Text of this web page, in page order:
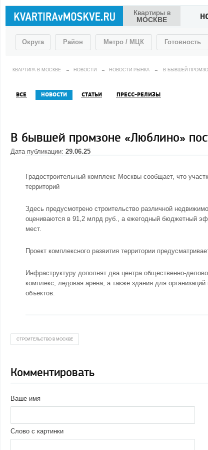
Квартиры в
МОСКВЕ
Округа Район Метро / МЦК Готовность
КВАРТИРА В МОСКВЕ → НОВОСТИ → НОВОСТИ РЫНКА → В БЫВШЕЙ
ВСЕ НОВОСТИ СТАТЬИ ПРЕСС-РЕЛИЗЫ
В бывшей промзоне «Люблино»
Дата публикации: 29.06.25
Градостроительный комплекс Москвы сообщает, что
территорий
Здесь предусмотрено строительство различной
оцениваются в 91,2 млрд руб., а ежегодный бюджетный
мест.
Проект комплексного развития территории
Инфраструктуру дополнят два центра общественно-
комплекс, ледовая арена, а также здания для
объектов.
СТРОИТЕЛЬСТВО В МОСКВЕ
Комментировать
Ваше имя
Слово с картинки